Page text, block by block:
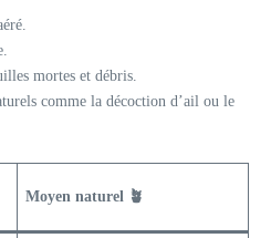
mortes et débris.
comme la décoction d’ail ou le
Moyen naturel 🪴